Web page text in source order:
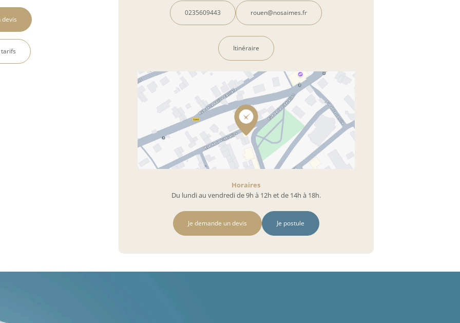
devis
tarifs
0235609443 rouen@nosaimes.fr
Itinéraire
Horaires
Du lundi au vendredi de 9h à 12h et de 14h à 18h.
Je demande un devis Je postule